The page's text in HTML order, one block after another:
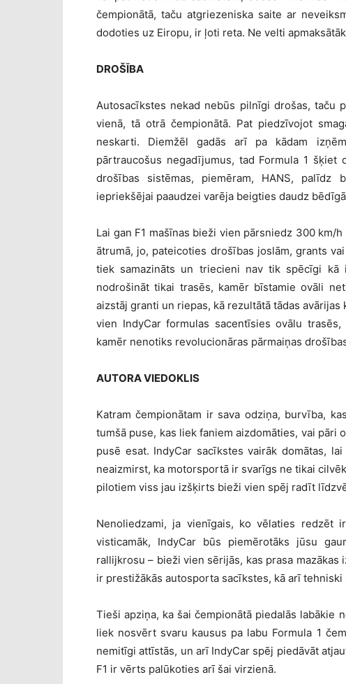
čempionātā, taču atgriezeniska saite ar
dodoties uz Eiropu, ir ļoti reta. Ne velti
DROŠĪBA
Autosacīkstes nekad nebūs pilnīgi drošas, taču
vienā, tā otrā čempionātā. Pat piedzīvojot
neskarti. Diemžēl gadās arī pa kādam
pārtraucošus negadījumus, tad Formula 1 šķiet
drošības sistēmas, piemēram, HANS, palīdz
iepriekšējai paaudzei varēja beigties daudz
Lai gan F1 mašīnas bieži vien pārsniedz 300
ātrumā, jo, pateicoties drošības joslām, grants
tiek samazināts un triecieni nav tik spēcīgi kā
nodrošināt tikai trasēs, kamēr bīstamie ovāli
aizstāj granti un riepas, kā rezultātā tādas
vien IndyCar formulas sacentīsies ovālu
kamēr nenotiks revolucionāras pārmaiņas
AUTORA VIEDOKLIS
Katram čempionātam ir sava odziņa, burvība,
tumšā puse, kas liek faniem aizdomāties, vai pāri
pusē esat. IndyCar sacīkstes vairāk domātas,
neaizmirst, ka motorsportā ir svarīgs ne tikai
pilotiem viss jau izšķirts bieži vien spēj radīt
Nenoliedzami, ja vienīgais, ko vēlaties redzēt
visticamāk, IndyCar būs piemērotāks jūsu
rallijkrosu – bieži vien sērijās, kas prasa mazākas
ir prestižākās autosporta sacīkstes, kā arī tehniski
Tieši apziņa, ka šai čempionātā piedalās labākie
liek nosvērt svaru kausus pa labu Formula 1
nemitīgi attīstās, un arī IndyCar spēj piedāvāt
F1 ir vērts palūkoties arī šai virzienā.